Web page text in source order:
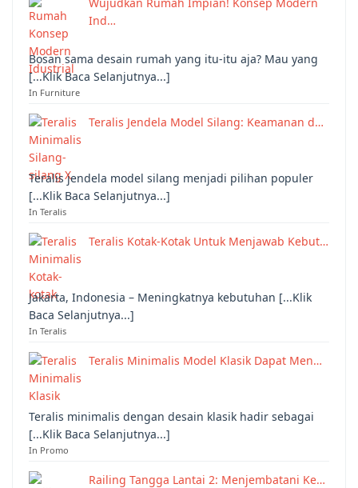
Ind…
Bosan sama desain rumah yang itu-itu aja? Mau yang
[...Klik Baca Selanjutnya...]
In Furniture
Teralis Jendela Model Silang: Keamanan d…
Teralis jendela model silang menjadi pilihan populer
[...Klik Baca Selanjutnya...]
In Teralis
Teralis Kotak-Kotak Untuk Menjawab Kebut…
Jakarta, Indonesia – Meningkatnya kebutuhan [...Klik
Baca Selanjutnya...]
In Teralis
Teralis Minimalis Model Klasik Dapat Men…
Teralis minimalis dengan desain klasik hadir sebagai
[...Klik Baca Selanjutnya...]
In Promo
Railing Tangga Lantai 2: Menjembatani Ke…